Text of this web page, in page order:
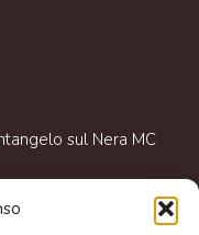
sul Nera MC